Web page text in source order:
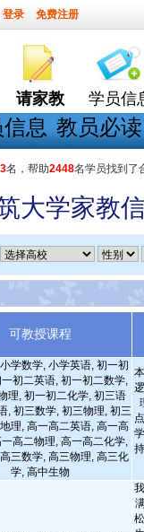
登录 免费注册
请家教 学员信
息 教员必读
名，帮助2448名学员找到了
大学家教
可教授课程
学数学, 小学英语, 初一初
初二英语, 初一初二数学,
理, 初一初二化学, 初三语
, 初三数学, 初三物理, 初三
理, 高一高二英语, 高一高
高二物理, 高一高二化学,
三数学, 高三物理, 高三化
学, 高中生物